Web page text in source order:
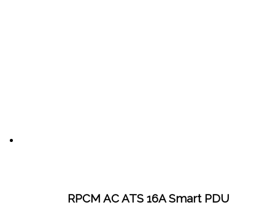
RPCM AC ATS 16A Smart PDU